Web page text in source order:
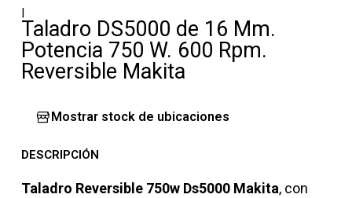
|
Taladro DS5000 de 16 Mm.
Potencia 750 W. 600 Rpm.
Reversible Makita
Mostrar stock de ubicaciones
DESCRIPCIÓN
Taladro Reversible 750w Ds5000 Makita, con